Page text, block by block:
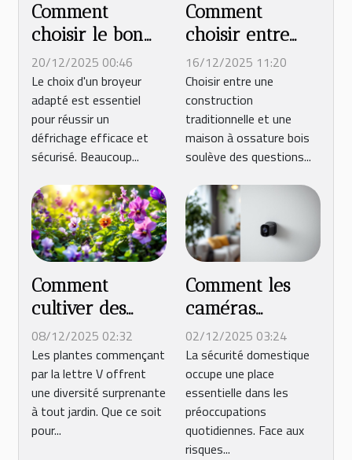
Comment
choisir le bon
broyeur pour
votre prochain
défrichage ?
20/12/2025 00:46
Le choix d'un broyeur
adapté est essentiel
pour réussir un
défrichage efficace et
sécurisé. Beaucoup...
Comment
choisir entre
construction
traditionnelle et
maison ossature
bois ?
16/12/2025 11:20
Choisir entre une
construction
traditionnelle et une
maison à ossature bois
soulève des questions...
Comment
cultiver des
plantes
commençant
par V dans
votre jardin ?
08/12/2025 02:32
Les plantes commençant
par la lettre V offrent
une diversité surprenante
à tout jardin. Que ce soit
pour...
Comment les
caméras
discrètes
améliorent-
elles la sécurité
domestique ?
02/12/2025 03:24
La sécurité domestique
occupe une place
essentielle dans les
préoccupations
quotidiennes. Face aux
risques...